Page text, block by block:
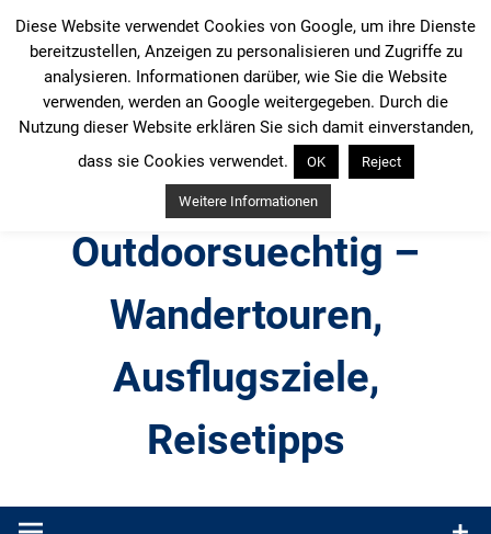
Inhalt
springen
Outdoorsuechtig –
Wandertouren,
Ausflugsziele,
Reisetipps
Produkttests und Buchrezensionen. Ein Blog für alle, die gern
Diese Website verwendet Cookies von Google, um ihre Dienste
bereitzustellen, Anzeigen zu personalisieren und Zugriffe zu
analysieren. Informationen darüber, wie Sie die Website
verwenden, werden an Google weitergegeben. Durch die
Nutzung dieser Website erklären Sie sich damit einverstanden,
dass sie Cookies verwendet.
OK Reject
Weitere Informationen